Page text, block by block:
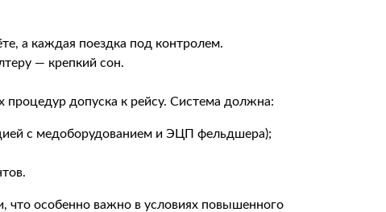
а каждая поездка под контролем.
— крепкий сон.
допуска к рейсу. Система должна:
с медоборудованием и ЭЦП фельдшера);
что особенно важно в условиях повышенного